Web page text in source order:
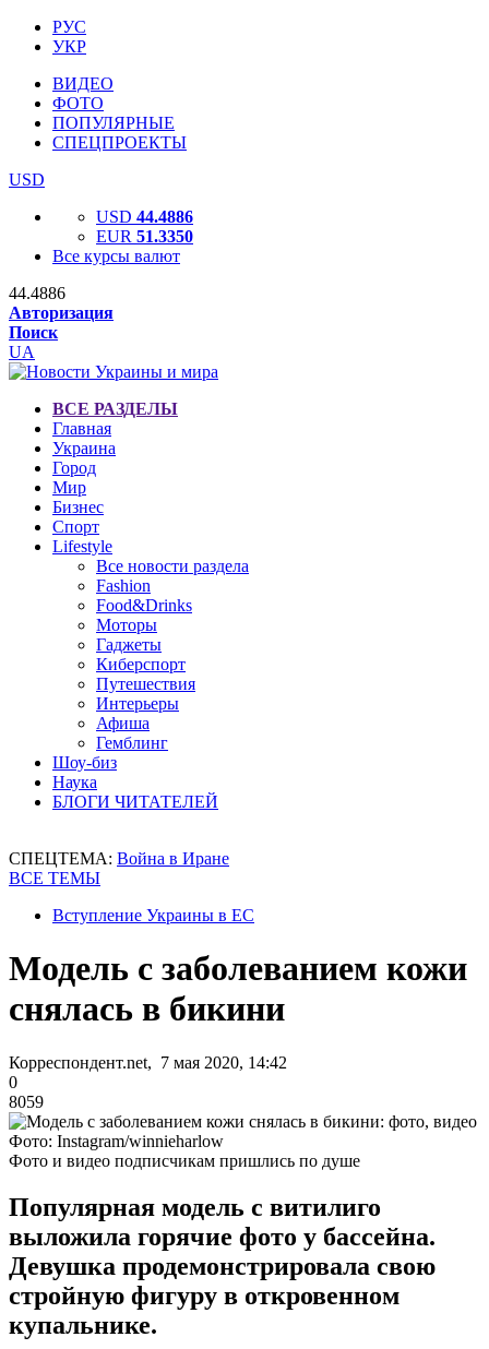
РУС
УКР
ВИДЕО
ФОТО
ПОПУЛЯРНЫЕ
СПЕЦПРОЕКТЫ
USD
USD 44.4886
EUR 51.3350
Все курсы валют
44.4886
Авторизация
Поиск
UA
ВСЕ РАЗДЕЛЫ
Главная
Украина
Город
Мир
Бизнес
Спорт
Lifestyle
Все новости раздела
Fashion
Food&Drinks
Моторы
Гаджеты
Киберспорт
Путешествия
Интерьеры
Афиша
Гемблинг
Шоу-биз
Наука
БЛОГИ ЧИТАТЕЛЕЙ
СПЕЦТЕМА: Война в Иране
ВСЕ ТЕМЫ
Вступление Украины в ЕС
Модель с заболеванием кожи
снялась в бикини
Корреспондент.net, 7 мая 2020, 14:42
0
8059
Фото: Instagram/winnieharlow
Фото и видео подписчикам пришлись по душе
Популярная модель с витилиго
выложила горячие фото у бассейна.
Девушка продемонстрировала свою
стройную фигуру в откровенном
купальнике.